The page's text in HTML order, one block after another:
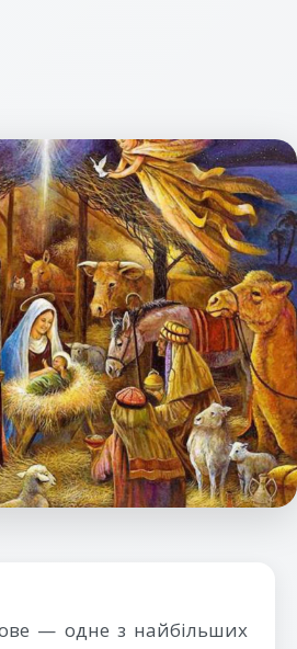
— одне з найбільших